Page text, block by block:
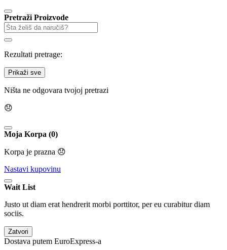
Pretraži Proizvode
Rezultati pretrage:
Prikaži sve
Ništa ne odgovara tvojoj pretrazi
😞
Moja Korpa (0)
Korpa je prazna 😞
Nastavi kupovinu
Wait List
Justo ut diam erat hendrerit morbi porttitor, per eu curabitur diam
sociis.
Zatvori
Dostava putem EuroExpress-a